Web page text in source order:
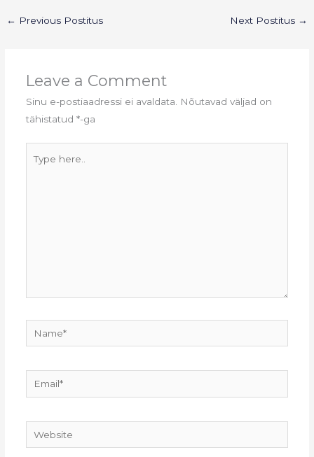
← Previous Postitus Next Postitus →
Leave a Comment
Sinu e-postiaadressi ei avaldata.
Nõutavad väljad on
tähistatud *-ga
here..
Website